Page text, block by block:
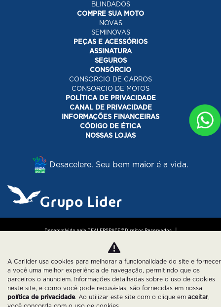
BLINDADOS
COMPRE SUA MOTO
NOVAS
SEMINOVAS
PEÇAS E ACESSÓRIOS
ASSINATURA
SEGUROS
CONSÓRCIO
CONSORCIO DE CARROS
CONSORCIO DE MOTOS
POLÍTICA DE PRIVACIDADE
CANAL DE PRIVACIDADE
INFORMAÇÕES FINANCEIRAS
CÓDIGO DE ÉTICA
NOSSAS LOJAS
Desacelere. Seu bem maior é a vida.
Desenvolvido pela DEALERSPACE ® Direitos Reservados.
Política de Privacidade
A Carlider usa cookies para melhorar a funcionalidade do site e fornecer
a você uma melhor experiência de navegação, permitindo que os
parceiros o anunciem. Informações detalhadas sobre o uso de cookies
neste site, e como você pode recusá-las, são fornecidas em nossa
política de privacidade. Ao utilizar este site com o clique em aceitar,